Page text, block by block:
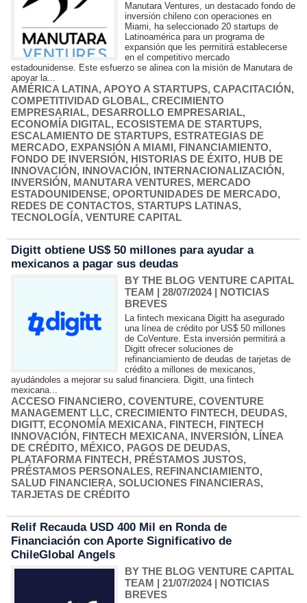
Manutara Ventures, un destacado fondo de
inversión chileno con operaciones en
Miami, ha seleccionado 20 startups de
Latinoamérica para un programa de
expansión que les permitirá establecerse
en el competitivo mercado
estadounidense. Este esfuerzo se alinea con la misión de Manutara de
apoyar la...
AMÉRICA LATINA, APOYO A STARTUPS, CAPACITACIÓN,
COMPETITIVIDAD GLOBAL, CRECIMIENTO
EMPRESARIAL, DESARROLLO EMPRESARIAL,
ECONOMÍA DIGITAL, ECOSISTEMA DE STARTUPS,
ESCALAMIENTO DE STARTUPS, ESTRATEGIAS DE
MERCADO, EXPANSIÓN A MIAMI, FINANCIAMIENTO,
FONDO DE INVERSIÓN, HISTORIAS DE ÉXITO, HUB DE
INNOVACIÓN, INNOVACIÓN, INTERNACIONALIZACIÓN,
INVERSIÓN, MANUTARA VENTURES, MERCADO
ESTADOUNIDENSE, OPORTUNIDADES DE MERCADO,
REDES DE CONTACTOS, STARTUPS LATINAS,
TECNOLOGÍA, VENTURE CAPITAL
Digitt obtiene US$ 50 millones para ayudar a
mexicanos a pagar sus deudas
BY THE BLOG VENTURE CAPITAL
TEAM | 28/07/2024| NOTICIAS
BREVES
La fintech mexicana Digitt ha asegurado
una línea de crédito por US$ 50 millones
de CoVenture. Esta inversión permitirá a
Digitt ofrecer soluciones de
refinanciamiento de deudas de tarjetas de
crédito a millones de mexicanos,
ayudándoles a mejorar su salud financiera. Digitt, una fintech
mexicana...
ACCESO FINANCIERO, COVENTURE, COVENTURE
MANAGEMENT LLC, CRECIMIENTO FINTECH, DEUDAS,
DIGITT, ECONOMÍA MEXICANA, FINTECH, FINTECH
INNOVACIÓN, FINTECH MEXICANA, INVERSIÓN, LÍNEA
DE CRÉDITO, MÉXICO, PAGOS DE DEUDAS,
PLATAFORMA FINTECH, PRÉSTAMOS JUSTOS,
PRÉSTAMOS PERSONALES, REFINANCIAMIENTO,
SALUD FINANCIERA, SOLUCIONES FINANCIERAS,
TARJETAS DE CRÉDITO
Relif Recauda USD 400 Mil en Ronda de
Financiación con Aporte Significativo de
ChileGlobal Angels
BY THE BLOG VENTURE CAPITAL
TEAM | 21/07/2024| NOTICIAS
BREVES